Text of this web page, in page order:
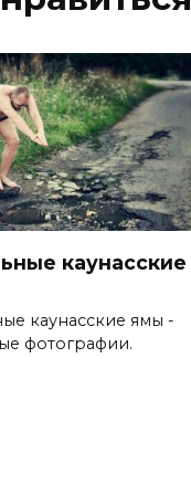
каунасские
каунасские ямы -
фотографии.